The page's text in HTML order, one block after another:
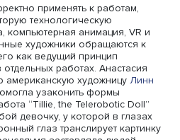
и тревожащее. Зигмунд
жуткое как то, что должно
себя. В искусстве идею
в работах сюрреалистов.